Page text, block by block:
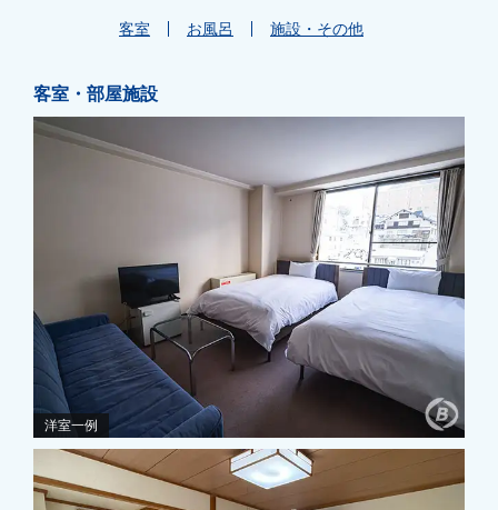
客室 お風呂 施設・その他
客室・部屋施設
洋室一例